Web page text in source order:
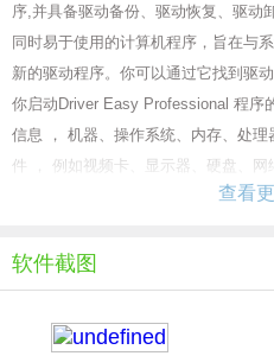
序,并具备驱动备份、驱动恢复、驱动
同时易于使用的计算机程序，旨在与
新的驱动程序。你可以通过它找到驱
你启动Driver Easy Professional 程序
信息 ， 机器、操作系统、内存、处
件 ， 例如视频卡、显示器、硬盘、
会找到过时的驱动程序，允许您下载
驱动器，由驱动器 800 与数据库每日
您的计算机使用最新程序，使得PC性
正确或过期的司机，数据库保证您始
2.现有的驱动程序保持最新：
查看
软件截图